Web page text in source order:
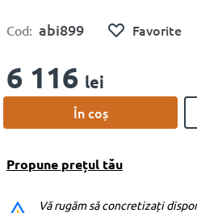
Cod: abi899 Favorite
6 116 lei
În coș
Propune prețul tău
Vă rugăm să concretizați